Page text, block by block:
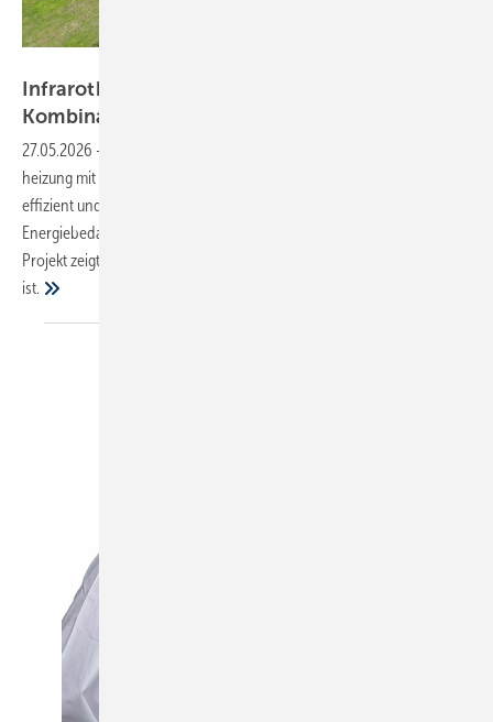
Infraroth eizung und Photovoltaik – effektive
Kombination für energieeffiziente
27.05.2026 -
heizung mit einer Photovoltaikanlage und einem Batteriespeicher, um
effizient und kostengünstig zu heizen. Rund 80 % des jährlichen
Energiebedarfs werden dabei durch Solarenergie gedeckt. Das
Projekt zeigt, dass ­weit­gehende Energieautarkie im Alltag realisierbar
ist.